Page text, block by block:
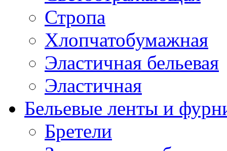
Стропа
Хлопчатобумажная
Эластичная бельевая
Эластичная
Бельевые ленты и
Бретели